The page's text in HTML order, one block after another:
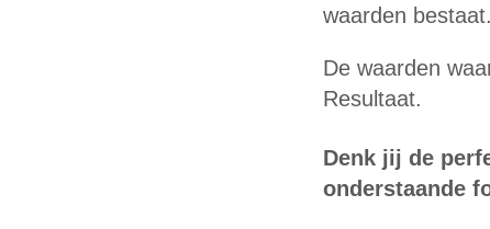
waarden
De waarden
Resultaat.
Denk jij de
onderstaande